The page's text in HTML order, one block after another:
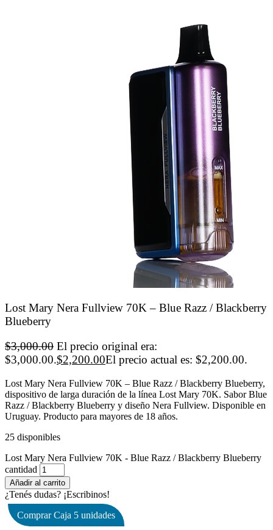
Lost Mary Nera Fullview 70K – Blue Razz / Blackberry
Blueberry
$3,000.00 El precio original era:
$3,000.00.$2,200.00El precio actual es: $2,200.00.
Lost Mary Nera Fullview 70K – Blue Razz / Blackberry Blueberry,
dispositivo de larga duración de la línea Lost Mary 70K. Sabor Blue
Razz / Blackberry Blueberry y diseño Nera Fullview. Disponible en
Uruguay. Producto para mayores de 18 años.
25 disponibles
Lost Mary Nera Fullview 70K - Blue Razz / Blackberry Blueberry
cantidad
Añadir al carrito
¿Tenés dudas? ¡Escribinos!
Comprar Caja 5 unidades